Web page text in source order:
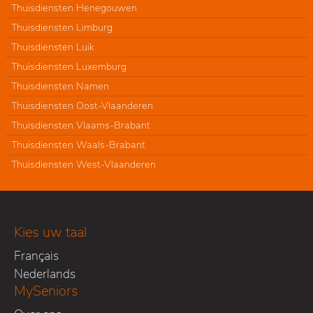
Thuisdiensten Henegouwen
Thuisdiensten Limburg
Thuisdiensten Luik
Thuisdiensten Luxemburg
Thuisdiensten Namen
Thuisdiensten Oost-Vlaanderen
Thuisdiensten Vlaams-Brabant
Thuisdiensten Waals-Brabant
Thuisdiensten West-Vlaanderen
Kies uw taal
Français
Nederlands
MySeniors